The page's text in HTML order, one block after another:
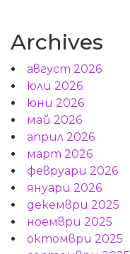
Archives
август 2026
юли 2026
юни 2026
май 2026
април 2026
март 2026
февруари 2026
януари 2026
декември 2025
ноември 2025
октомври 2025